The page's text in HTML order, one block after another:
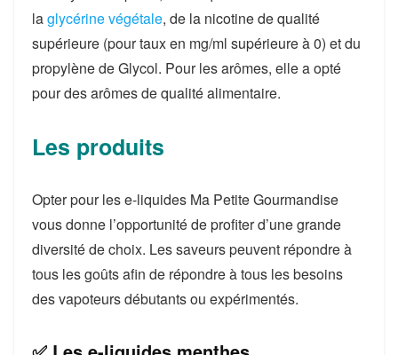
laglycérine végétale, de la nicotine de qualité
supérieure (pour taux en mg/ml supérieure à 0) et du
propylène de Glycol. Pour les arômes, elle a opté
pour des arômes de qualité alimentaire.
Les produits
Opter pour les e-liquides Ma Petite Gourmandise
vous donne l’opportunité de profiter d’une grande
diversité de choix. Les saveurs peuvent répondre à
tous les goûts afin de répondre à tous les besoins
des vapoteurs débutants ou expérimentés.